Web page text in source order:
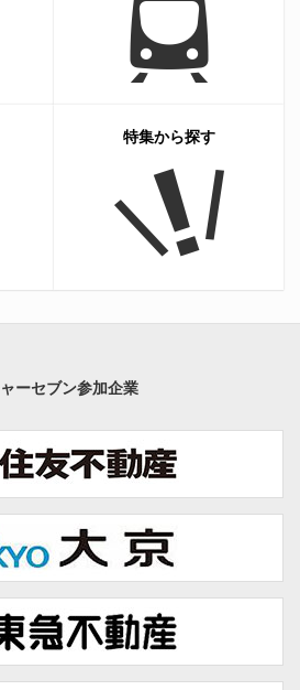
特集から探す
ーセブン参加企業